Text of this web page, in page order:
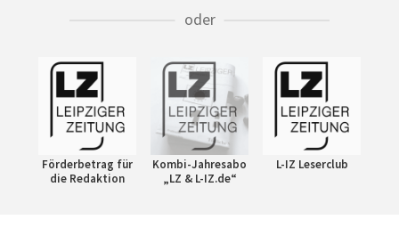
oder
Förderbetrag für
die Redaktion
Kombi-Jahresabo
„LZ & L-IZ.de“
L-IZ Leserclub